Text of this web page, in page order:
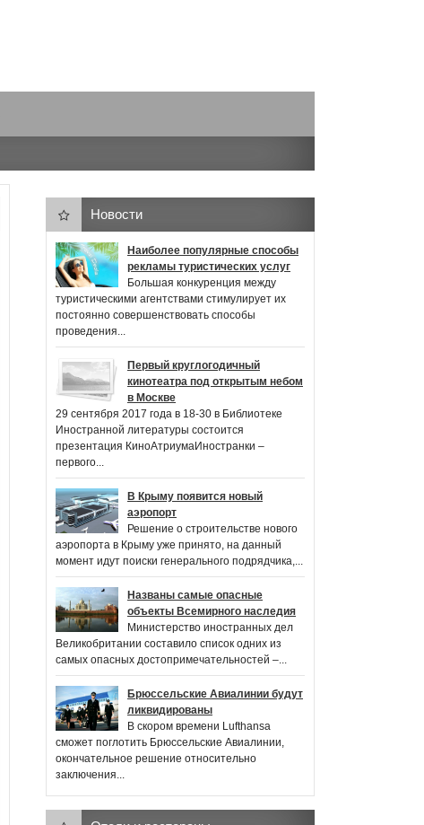
Новости
Наиболее популярные способы
рекламы туристических услуг
Большая конкуренция между
туристическими агентствами стимулирует их
постоянно совершенствовать способы
проведения...
Первый круглогодичный
кинотеатра под открытым небом
в Москве
29 сентября 2017 года в 18-30 в Библиотеке
Иностранной литературы состоится
презентация КиноАтриумаИностранки –
первого...
В Крыму появится новый
аэропорт
Решение о строительстве нового
аэропорта в Крыму уже принято, на данный
момент идут поиски генерального подрядчика,...
Названы самые опасные
объекты Всемирного наследия
Министерство иностранных дел
Великобритании составило список одних из
самых опасных достопримечательностей –...
Брюссельские Авиалинии будут
ликвидированы
В скором времени Lufthansa
сможет поглотить Брюссельские Авиалинии,
окончательное решение относительно
заключения...